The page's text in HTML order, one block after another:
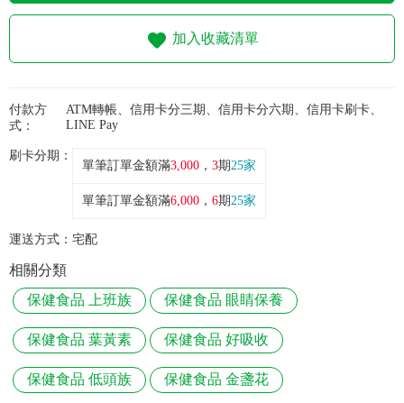
加入收藏清單
付款方
式：
ATM轉帳、信用卡分三期、信用卡分六期、信用卡刷卡、
LINE Pay
刷卡分期：
單筆訂單金額滿3,000 ， 3期25家
單筆訂單金額滿6,000 ， 6期25家
運送方式： 宅配
相關分類
保健食品 上班族
保健食品 眼睛保養
保健食品 葉黃素 保健食品 好吸收
保健食品 低頭族 保健食品 金盞花